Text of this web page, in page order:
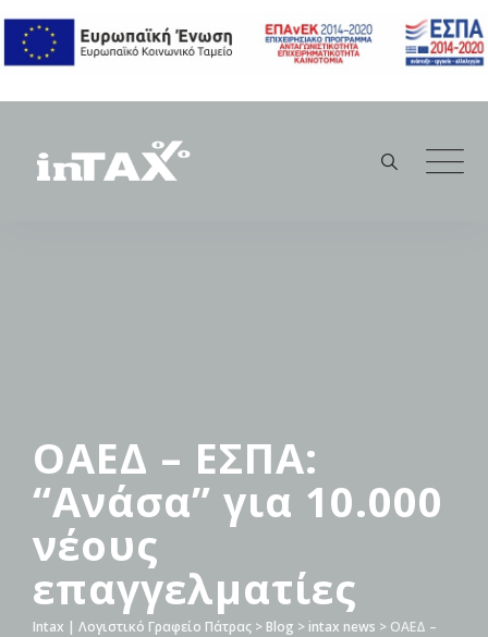
content
ΟΑΕΔ – ΕΣΠΑ:
“Ανάσα” για 10.000
νέους
επαγγελματίες
Intax | Λογιστικό Γραφείο Πάτρας > Blog > intax news > ΟΑΕΔ –